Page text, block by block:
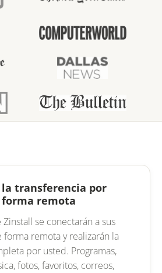
la transferencia por
forma remota
se conectarán a sus
remota y realizarán la
por usted. Programas,
fotos, favoritos, correos,